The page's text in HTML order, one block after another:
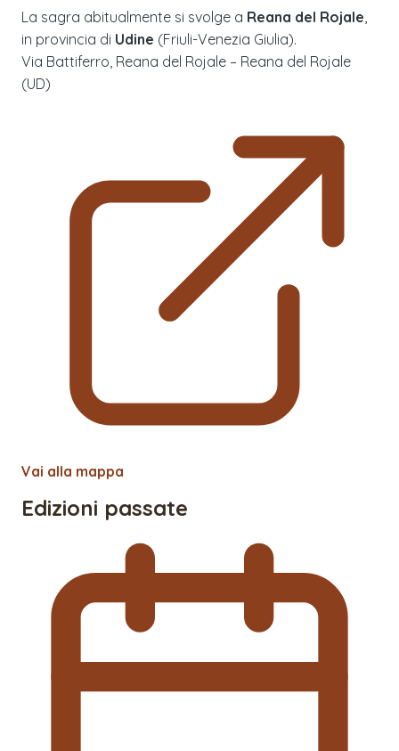
La sagra abitualmente si svolge a Reana del Rojale
in provincia di Udine (Friuli-Venezia Giulia).
Via Battiferro, Reana del Rojale – Reana del Rojale
(UD)
Vai alla mappa
Edizioni passate